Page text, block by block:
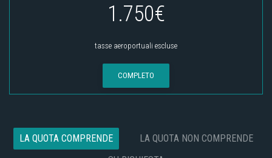
1.750€
tasse aeroportuali escluse
COMPLETO
LA QUOTA COMPRENDE
LA QUOTA NON COMPRENDE